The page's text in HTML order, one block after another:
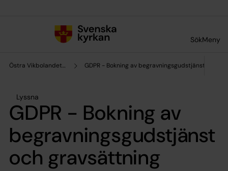
SökMeny
Östra Vikbolandets pastorat GDPR - Bokning av begravningsgudstjänst och
Lyssna
GDPR - Bokning av
begravningsgudstjänst
och gravsättning